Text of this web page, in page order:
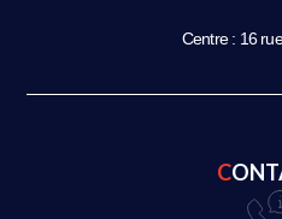
Centre : 16